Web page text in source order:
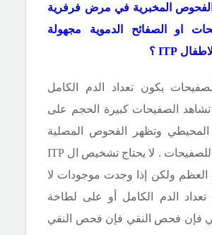
الفحوص المخبرية في مرض فرفرية
او الصفائح الدموية مجهولة
ITP ؟
يكون تعداد الدم الكامل
الصفيحات كبيرة الحجم على
المحيطي وتظهر الفحوص المصلية
. لا يحتاج تشخيص ال ITP
العظم ولكن إذا وجدت موجودات لا
الدم الكامل أو على لطاخة
فإن فحص النقي فإن فحص النقي